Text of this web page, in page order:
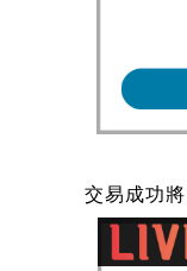
交易成功